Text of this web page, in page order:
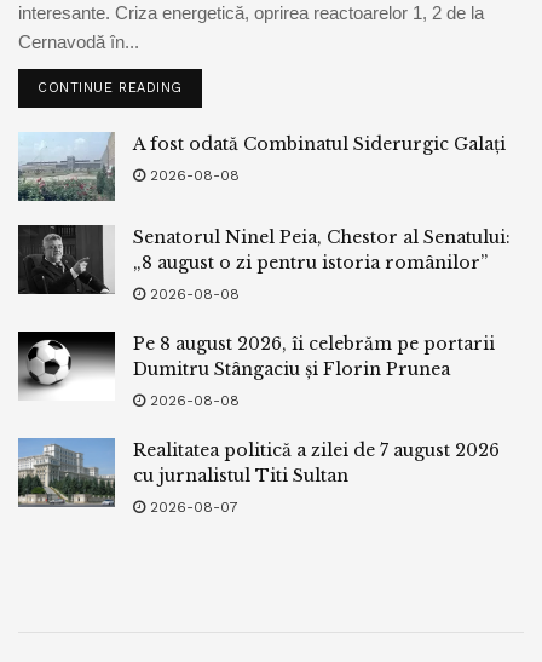
interesante. Criza energetică, oprirea reactoarelor 1, 2 de la
Cernavodă în...
CONTINUE READING
A fost odată Combinatul Siderurgic Galați
2026-08-08
Senatorul Ninel Peia, Chestor al Senatului:
„8 august o zi pentru istoria românilor”
2026-08-08
Pe 8 august 2026, îi celebrăm pe portarii
Dumitru Stângaciu și Florin Prunea
2026-08-08
Realitatea politică a zilei de 7 august 2026
cu jurnalistul Titi Sultan
2026-08-07